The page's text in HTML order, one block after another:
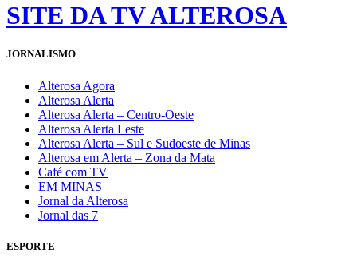
SITE DA TV ALTEROSA
JORNALISMO
Alterosa Agora
Alterosa Alerta
Alterosa Alerta – Centro-Oeste
Alterosa Alerta Leste
Alterosa Alerta – Sul e Sudoeste de Minas
Alterosa em Alerta – Zona da Mata
Café com TV
EM MINAS
Jornal da Alterosa
Jornal das 7
ESPORTE